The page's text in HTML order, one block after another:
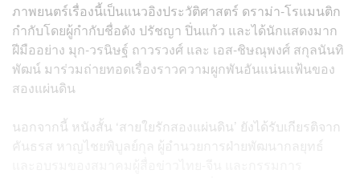
ภาพยนตร์เรื่องนี้เป็นแนวอิงประวัติศาสตร์ ดราม่า-โรแมนติก
กำกับโดยผู้กำกับชื่อดัง ปรัชญา ปิ่นแก้ว และได้นักแสดงมาก
ฝีมืออย่าง มุก-วรนิษฐ์ ถาวรวงศ์ และ เอส-ชิษณุพงศ์ สกุลนันทิ
พัฒน์ มาร่วมถ่ายทอดเรื่องราวความผูกพันอันแน่นแฟ้นของ
สองแผ่นดิน
นอกจากนี้ หนังสั้น ‘สายใยรักสองแผ่นดิน’ ยังได้รับเกียรติจาก
คันธรส หาญไชยพิบูลย์กุล ผู้อำนวยการฝ่ายพัฒนากลยุทธ์